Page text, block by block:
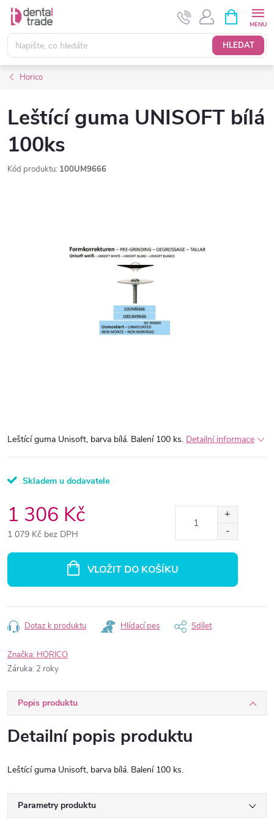
Přejít
obsah
HLEDAT
NÁKUPNÍ
KOŠÍK
Horico
Leštící guma UNISOFT bílá
100ks
Kód produktu: 100UM9666
Leštící guma Unisoft, barva bílá. Balení 100 ks. Detailní informace
Skladem u dodavatele
1 306 Kč
1 079 Kč bez DPH
VLOŽIT DO KOŠÍKU
Dotaz k produktu Hlídací pes Sdílet
Značka: HORICO
Záruka: 2 roky
Popis produktu
Detailní popis produktu
Leštící guma Unisoft, barva bílá. Balení 100 ks.
Parametry produktu